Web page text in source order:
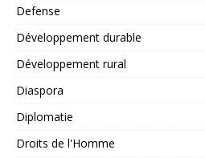
Defense
Développement durable
Développement rural
Diaspora
Diplomatie
Droits de l'Homme